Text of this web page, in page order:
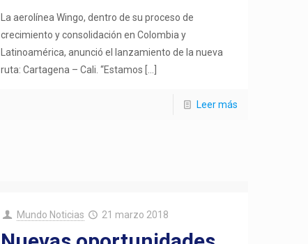
La aerolínea Wingo, dentro de su proceso de
crecimiento y consolidación en Colombia y
Latinoamérica, anunció el lanzamiento de la nueva
ruta: Cartagena – Cali. “Estamos
Leer más
Mundo Noticias 21 marzo 2018